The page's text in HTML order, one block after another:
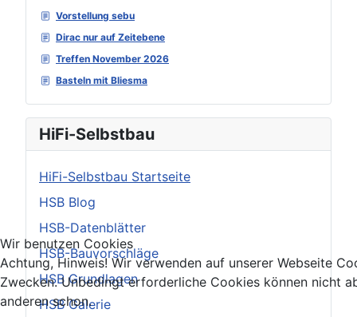
Vorstellung sebu
Dirac nur auf Zeitebene
Treffen November 2026
Basteln mit Bliesma
HiFi-Selbstbau
HiFi-Selbstbau Startseite
HSB Blog
HSB-Datenblätter
HSB-Bauvorschläge
HSB Grundlagen
HSB Galerie
Wir benutzen Cookies
Achtung, Hinweis! Wir verwenden auf unserer Webseite
Zwecken. Unbedingt erforderliche Cookies können nicht
anderen schon.